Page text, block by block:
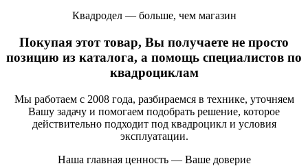
Квадродел — больше, чем магазин
Покупая этот товар, Вы получаете не просто
позицию из каталога, а помощь специалистов по
квадроциклам
Мы работаем с 2008 года, разбираемся в технике, уточняем
Вашу задачу и помогаем подобрать решение, которое
действительно подходит под квадроцикл и условия
эксплуатации.
Наша главная ценность — Ваше доверие